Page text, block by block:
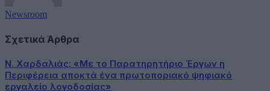
Newsroom
Σχετικά Άρθρα
Ν. Χαρδαλιάς: «Με το Παρατηρητήριο Έργων η
Περιφέρεια αποκτά ένα πρωτοποριακό ψηφιακό
εργαλείο λογοδοσίας»